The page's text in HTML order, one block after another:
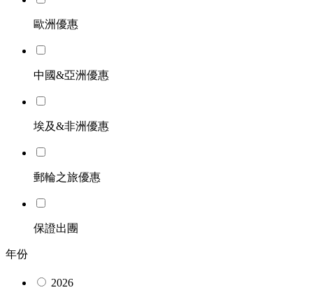
歐洲優惠
中國&亞洲優惠
埃及&非洲優惠
郵輪之旅優惠
保證出團
年份
2026